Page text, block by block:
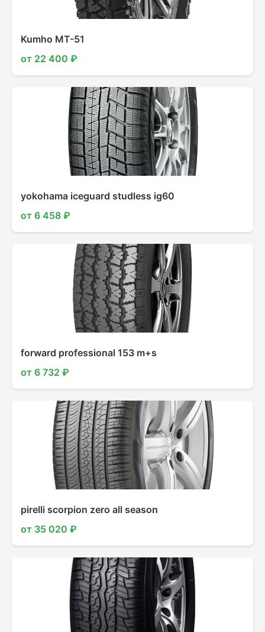
Kumho MT-51
от 22 400 ₽
yokohama iceguard studless ig60
от 6 458 ₽
forward professional 153 m+s
от 6 732 ₽
pirelli scorpion zero all season
от 35 020 ₽